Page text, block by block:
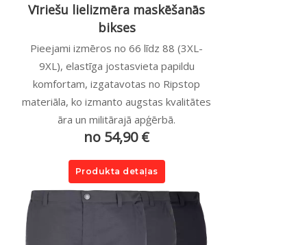
Vīriešu lielizmēra maskēšanās
bikses
Pieejami izmēros no 66 līdz 88 (3XL-
9XL), elastīga jostasvieta papildu
komfortam, izgatavotas no Ripstop
materiāla, ko izmanto augstas kvalitātes
āra un militārajā apģērbā.
no 54,90 €
Produkta detaļas